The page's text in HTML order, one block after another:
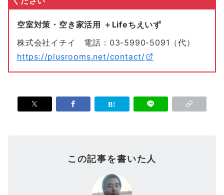
空室対策・空き家活用 ＋Lifeちえいず
株式会社イチイ 電話：03-5990-5091（代）
https://plusrooms.net/contact/
この記事を書いた人